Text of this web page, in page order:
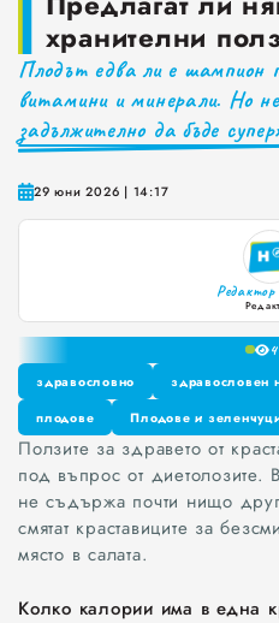
Как да постъпваме с близките,
хранителни
Плодът едва ли е шампион
витамини и минерали. Но
задължително да бъде
29 юни 2026 | 14:17
здравословно
здравословно
здравословен
здравословен
плодове
плодове
Плодове и
Плодове и
Ползите за здравето от
под въпрос от диетолозите.
не съдържа почти нищо
смятат краставиците за
място в салата.
Колко калории има в една